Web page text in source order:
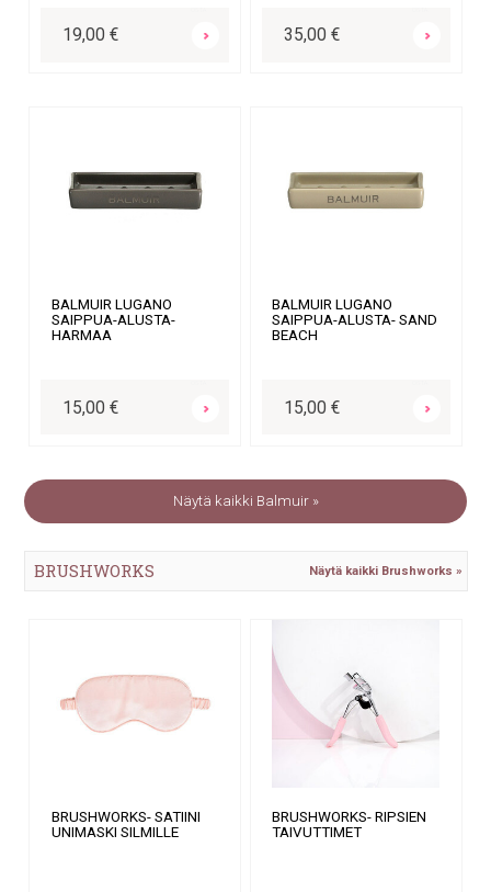
19,00 € 35,00 €
BALMUIR LUGANO
SAIPPUA-ALUSTA-
HARMAA
15,00 €
BALMUIR LUGANO
SAIPPUA-ALUSTA- SAND
BEACH
15,00 €
Näytä kaikki Balmuir »
BRUSHWORKS Näytä kaikki Brushworks »
BRUSHWORKS- SATIINI
UNIMASKI SILMILLE
BRUSHWORKS- RIPSIEN
TAIVUTTIMET